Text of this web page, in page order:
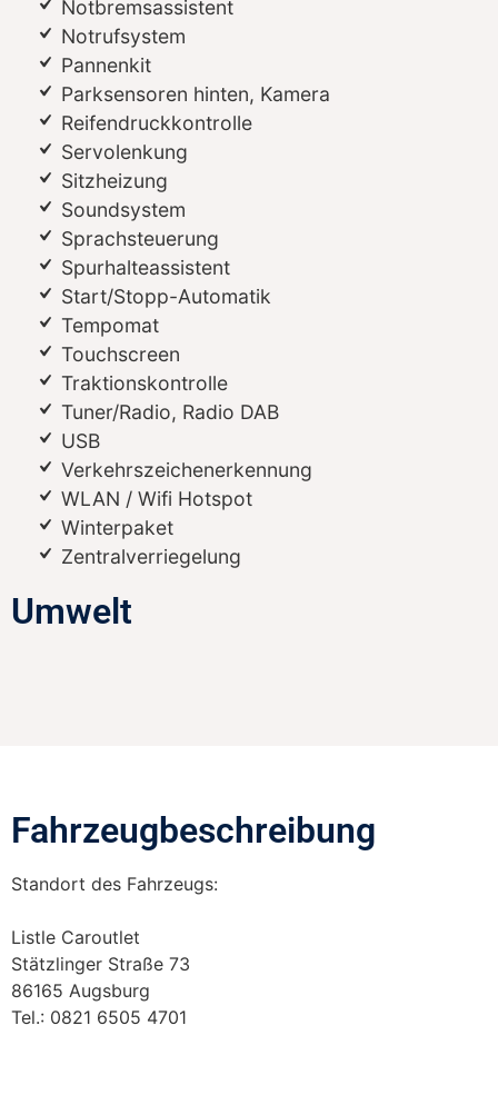
Notbremsassistent
Notrufsystem
Pannenkit
Parksensoren hinten, Kamera
Reifendruckkontrolle
Servolenkung
Sitzheizung
Soundsystem
Sprachsteuerung
Spurhalteassistent
Start/Stopp-Automatik
Tempomat
Touchscreen
Traktionskontrolle
Tuner/Radio, Radio DAB
USB
Verkehrszeichenerkennung
WLAN / Wifi Hotspot
Winterpaket
Zentralverriegelung
Umwelt
Fahrzeugbeschreibung​
Standort des Fahrzeugs:
Listle Caroutlet
Stätzlinger Straße 73
86165 Augsburg
Tel.: 0821 6505 4701